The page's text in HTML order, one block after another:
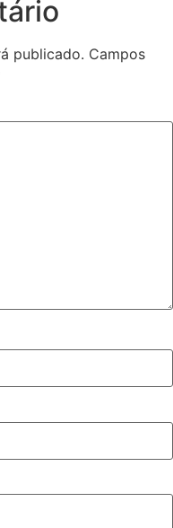
publicado. Campos